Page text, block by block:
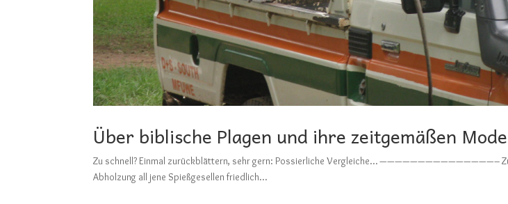
Über biblische Plagen und ihre zeitgemäßen
Zu schnell? Einmal zurückblättern, sehr gern: Possierliche Vergleiche… ———————————————– Zu
Abholzung all jene Spießgesellen friedlich...